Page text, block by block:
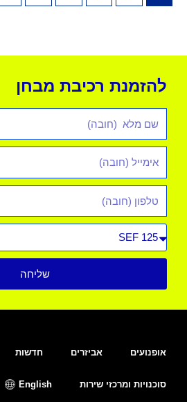
להזמנת רכיבת מבחן
מלא
רכב
שליחה
אופנועים אביזרים חדשות
סוכנויות ומרכזי שירות English